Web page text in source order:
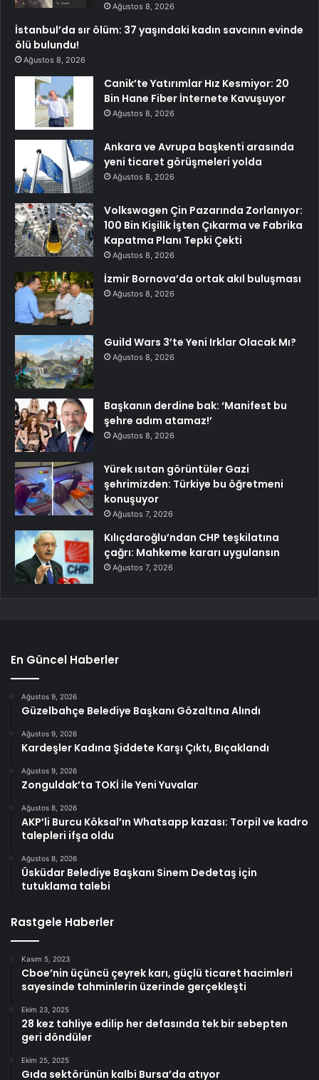
Ağustos 8, 2026
İstanbul’da sır ölüm: 37 yaşındaki kadın savcının evinde
ölü bulundu!
Ağustos 8, 2026
Canik’te Yatırımlar Hız Kesmiyor: 20
Bin Hane Fiber İnternete Kavuşuyor
Ağustos 8, 2026
Ankara ve Avrupa başkenti arasında
yeni ticaret görüşmeleri yolda
Ağustos 8, 2026
Volkswagen Çin Pazarında Zorlanıyor:
100 Bin Kişilik İşten Çıkarma ve Fabrika
Kapatma Planı Tepki Çekti
Ağustos 8, 2026
İzmir Bornova’da ortak akıl buluşması
Ağustos 8, 2026
Guild Wars 3’te Yeni Irklar Olacak Mı?
Ağustos 8, 2026
Başkanın derdine bak: ‘Manifest bu
şehre adım atamaz!’
Ağustos 8, 2026
Yürek ısıtan görüntüler Gazi
şehrimizden: Türkiye bu öğretmeni
konuşuyor
Ağustos 7, 2026
Kılıçdaroğlu’ndan CHP teşkilatına
çağrı: Mahkeme kararı uygulansın
Ağustos 7, 2026
En Güncel Haberler
Ağustos 9, 2026
Güzelbahçe Belediye Başkanı Gözaltına Alındı
Ağustos 9, 2026
Kardeşler Kadına Şiddete Karşı Çıktı, Bıçaklandı
Ağustos 9, 2026
Zonguldak’ta TOKİ ile Yeni Yuvalar
Ağustos 8, 2026
AKP’li Burcu Köksal’ın Whatsapp kazası: Torpil ve kadro
talepleri ifşa oldu
Ağustos 8, 2026
Üsküdar Belediye Başkanı Sinem Dedetaş için
tutuklama talebi
Rastgele Haberler
Kasım 5, 2023
Cboe’nin üçüncü çeyrek karı, güçlü ticaret hacimleri
sayesinde tahminlerin üzerinde gerçekleşti
Ekim 23, 2025
28 kez tahliye edilip her defasında tek bir sebepten
geri döndüler
Ekim 25, 2025
Gıda sektörünün kalbi Bursa’da atıyor